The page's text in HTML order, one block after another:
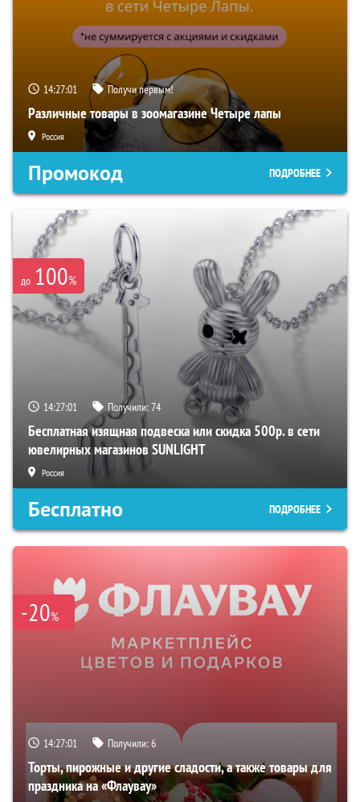
14:27:00 Получи первым!
Различные товары в зоомагазине Четыре лапы
Россия
Промокод ПОДРОБНЕЕ
до 100%
14:27:00 Получили:74
Бесплатная изящная подвеска или скидка 500р. в сети
ювелирных магазинов SUNLIGHT
Россия
Бесплатно ПОДРОБНЕЕ
-20%
14:27:00 Получили:6
Торты, пирожные и другие сладости, а также товары для
праздника на «Флаувау»